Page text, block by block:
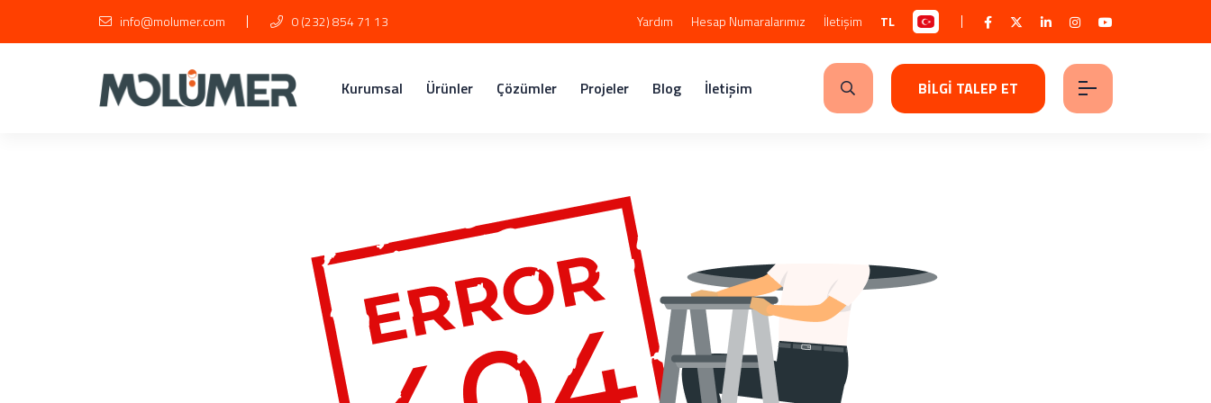
info@molumer.com 0 (232) 854 71 13 Yardım Hesap Numaralarımız İletişim TL
Kurumsal Ürünler Çözümler Projeler Blog İletişim BİLGİ TALEP ET